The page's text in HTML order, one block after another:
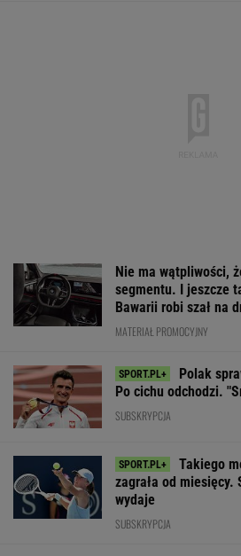
Nie ma wątpliwości,
segmentu. I jeszcze
Bawarii robi szał na
MATERIAŁ PROMOCYJNY
Polak
Po cichu odchodzi.
SUBSKRYPCJA
Takiego
zagrała od
wydaje
SUBSKRYPCJA